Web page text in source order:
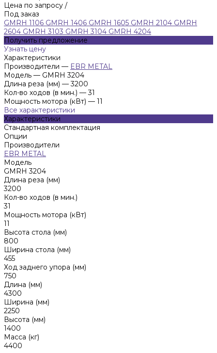
Цена по запросу /
Под заказ
GMRH 1106 GMRH 1406 GMRH 1605 GMRH 2104 GMRH
2604 GMRH 3103 GMRH 3104 GMRH 4204
Получить предложение
Узнать цену
Характеристики
Производители — EBR METAL
Модель — GMRH 3204
Длина реза (мм) — 3200
Кол-во ходов (в мин.) — 31
Мощность мотора (кВт) — 11
Все характеристики
Характеристики
Стандартная комплектация
Опции
Производители
EBR METAL
Модель
GMRH 3204
Длина реза (мм)
3200
Кол-во ходов (в мин.)
31
Мощность мотора (кВт)
11
Высота стола (мм)
800
Ширина стола (мм)
455
Ход заднего упора (мм)
750
Длина (мм)
4300
Ширина (мм)
2250
Высота (мм)
1400
Масса (кг)
4400